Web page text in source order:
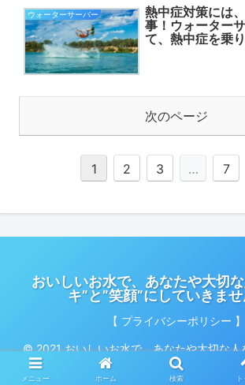
ウォーターサーバー
熱中症対策には
事！ウォーター
て、熱中症を乗
次のページ
1 2 3 … 7
おいしいお水で、あなたや大切
キ”と”笑顔”にしていきま
【 プライバシーポリシー 】
© 2021 おいしいお水で、あなたや大切な人
顔”にしていきませんか？.
メニュー ホーム 検索